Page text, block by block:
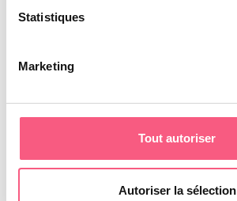
Statistiques
Marketing
Tout autoriser
Autoriser la sélection
Article dans l’Activité Piscine n°157